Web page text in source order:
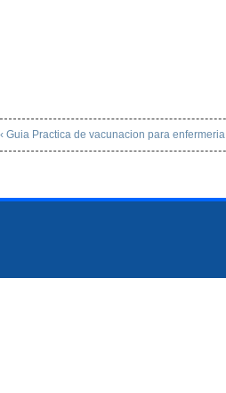
‹ Guia Practica de vacunacion para enfermeria